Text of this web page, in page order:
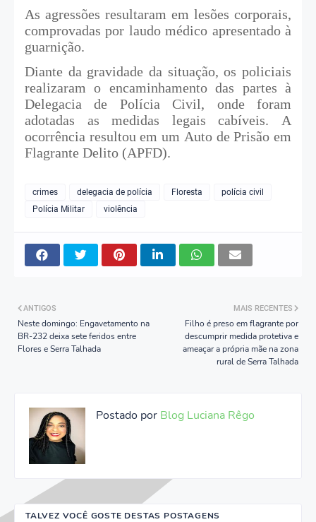
As agressões resultaram em lesões corporais,
comprovadas por laudo médico apresentado à
guarnição.
Diante da gravidade da situação, os policiais
realizaram o encaminhamento das partes à
Delegacia de Polícia Civil, onde foram
adotadas as medidas legais cabíveis. A
ocorrência resultou em um Auto de Prisão em
Flagrante Delito (APFD).
crimes delegacia de polícia Floresta
polícia civil
Polícia Militar
violência
MAIS RECENTES
Filho é preso em flagrante por
descumprir medida protetiva e
ameaçar a própria mãe na zona
rural de Serra Talhada
ANTIGOS
Neste domingo: Engavetamento na
BR-232 deixa sete feridos entre
Flores e Serra Talhada
Postado por Blog Luciana Rêgo
TALVEZ VOCÊ GOSTE DESTAS POSTAGENS